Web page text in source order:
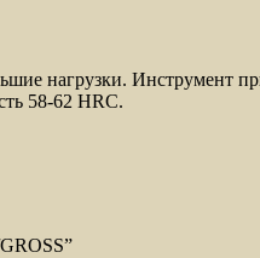
нагрузки.
58-62 HRC.